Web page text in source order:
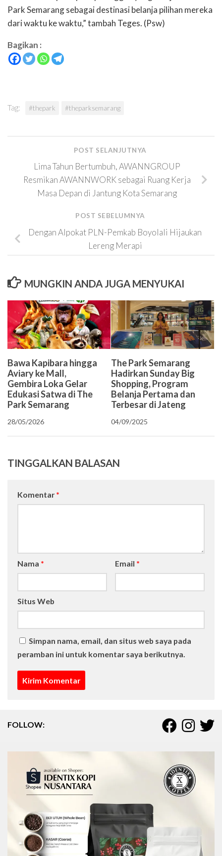
Park Semarang sebagai destinasi belanja pilihan mereka
dari waktu ke waktu,” tambah Teges. (Psw)
Bagikan :
Tag: #thepark #theparksemarang
POST SELANJUTNYA
Lima Tahun Bertumbuh, AWANNGROUP
Resmikan AWANNWORK sebagai Ruang Kerja
Masa Depan di Jantung Kota Semarang
POST SEBELUMNYA
Dengan Alpokat PLN-Pemkab Boyolali Hijaukan
Lereng Merapi
MUNGKIN ANDA JUGA MENYUKAI
Bawa Kapibara hingga
Aviary ke Mall,
Gembira Loka Gelar
Edukasi Satwa di The
Park Semarang
28/05/2026
The Park Semarang
Hadirkan Sunday Big
Shopping, Program
Belanja Pertama dan
Terbesar di Jateng
04/09/2025
TINGGALKAN BALASAN
Komentar *
Nama * Email *
Situs Web
Simpan nama, email, dan situs web saya pada
peramban ini untuk komentar saya berikutnya.
FOLLOW: